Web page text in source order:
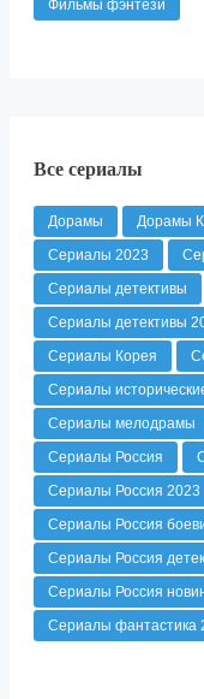
Фильмы фэнтези
Все сериалы
Дорамы Дорамы
Сериалы 2023
Сериалы детективы
Сериалы детективы
Сериалы Корея
Сериалы
Сериалы мелодрамы
Сериалы Россия
Сериалы Россия 2023
Сериалы Россия
Сериалы Россия
Сериалы Россия
Сериалы фантастика